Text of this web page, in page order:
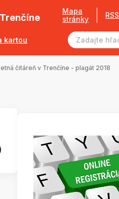
kartou
Mapa
stránky
RSS
čitáreň v Trenčíne - plagát 2018